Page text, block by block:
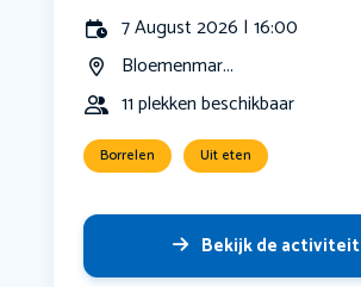
7 August 2026 | 16:00
Bloemenmar...
11 plekken beschikbaar
Borrelen Uit eten
Bekijk de activiteit